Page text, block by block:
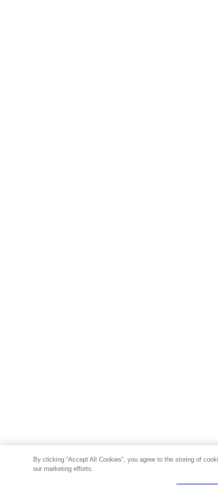
By clicking “Accept All Cookies”, you agree to the storing of
our marketing efforts.